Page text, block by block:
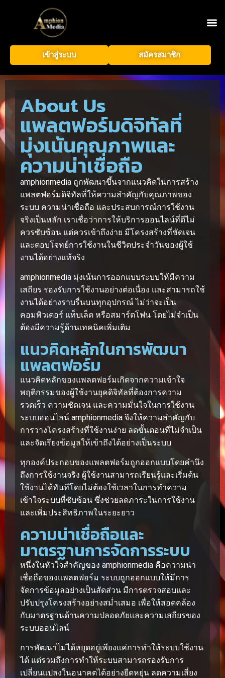
เข้าสู่ระบบ สมัครสมาชิก
About Us
แพลตฟอร์มดิจิทัลที่
มุ่งเน้นคุณภาพและ
ความน่าเชื่อถือ
amphionmedia ถูกพัฒนาขึ้นจากแนวคิดในการสร้าง
แพลตฟอร์มดิจิทัลที่ให้ความสำคัญกับคุณภาพของ
ระบบ ความน่าเชื่อถือ และประสบการณ์การใช้งาน
จริงเป็นหลัก เราเชื่อว่าการให้บริการออนไลน์ที่ดีไม่
ควรซับซ้อน แต่ควรเข้าถึงง่าย มีโครงสร้างที่ชัดเจน
และตอบโจทย์การใช้งานในชีวิตประจำวันของผู้ใช้
งานได้อย่างแท้จริง
amphionmedia มุ่งเน้นการออกแบบระบบให้มีความ
เสถียร รองรับการใช้งานอย่างต่อเนื่อง และสามารถใช้
งานได้อย่างราบรื่นบนทุกอุปกรณ์ ไม่ว่าจะเป็น
คอมพิวเตอร์ แท็บเล็ต หรือสมาร์ตโฟน โดยไม่จำเป็น
ต้องมีความรู้ด้านเทคนิคเพิ่มเติม
แนวคิดหลักในการพัฒนา
แพลตฟอร์ม
แนวคิดหลักของแพลตฟอร์มเกิดจากความเข้าใจ
พฤติกรรมของผู้ใช้งานยุคดิจิทัลที่ต้องการความ
รวดเร็ว ความชัดเจน และความมั่นใจในการใช้งาน
ระบบออนไลน์ amphionmedia จึงให้ความสำคัญกับ
การวางโครงสร้างที่ใช้งานง่าย ลดขั้นตอนที่ไม่จำเป็น
และจัดเรียงข้อมูลให้เข้าถึงได้อย่างเป็นระบบ
ทุกองค์ประกอบของแพลตฟอร์มถูกออกแบบโดยคำนึง
ถึงการใช้งานจริง ผู้ใช้งานสามารถเรียนรู้และเริ่มต้น
ใช้งานได้ทันทีโดยไม่ต้องใช้เวลาในการทำความ
เข้าใจระบบที่ซับซ้อน ซึ่งช่วยลดภาระในการใช้งาน
และเพิ่มประสิทธิภาพในระยะยาว
ความน่าเชื่อถือและ
มาตรฐานการจัดการระบบ
หนึ่งในหัวใจสำคัญของ amphionmedia คือความน่า
เชื่อถือของแพลตฟอร์ม ระบบถูกออกแบบให้มีการ
จัดการข้อมูลอย่างเป็นสัดส่วน มีการตรวจสอบและ
ปรับปรุงโครงสร้างอย่างสม่ำเสมอ เพื่อให้สอดคล้อง
กับมาตรฐานด้านความปลอดภัยและความเสถียรของ
ระบบออนไลน์
การพัฒนาไม่ได้หยุดอยู่เพียงแค่การทำให้ระบบใช้งาน
ได้ แต่รวมถึงการทำให้ระบบสามารถรองรับการ
เปลี่ยนแปลงในอนาคตได้อย่างยืดหยุ่น ลดความเสี่ยง